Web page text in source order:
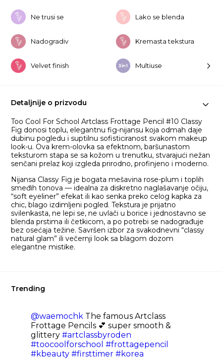
Ne trusi se Lako se blenda
Nadogradiv Kremasta tekstura
Velvet finish Multiuse
Detaljnije o prizvodu
Too Cool For School Artclass Frottage Pencil #10 Classy
Fig donosi toplu, elegantnu fig-nijansu koja odmah daje
dubinu pogledu i suptilnu sofisticiranost svakom makeup
look-u. Ova krem-olovka sa efektnom, baršunastom
teksturom stapa se sa kožom u trenutku, stvarajući nežan
senčani prelaz koji izgleda prirodno, profinjeno i moderno.
Nijansa Classy Fig je bogata mešavina rose-plum i toplih
smeđih tonova — idealna za diskretno naglašavanje očiju,
“soft eyeliner” efekat ili kao senka preko celog kapka za
chic, blago izdimljeni pogled. Tekstura je prijatno
svilenkasta, ne lepi se, ne uvlači u borice i jednostavno se
blenda prstima ili četkicom, a po potrebi se nadograđuje
bez osećaja težine. Savršen izbor za svakodnevni “classy
natural glam” ili večernji look sa blagom dozom
elegantne mistike.
Trending
@waemochk The famous Artclass
Frottage Pencils 💕 super smooth &
glittery#artclassbyroden
#toocoolforschool #frottagepencil
#kbeauty #firsttimer #korea